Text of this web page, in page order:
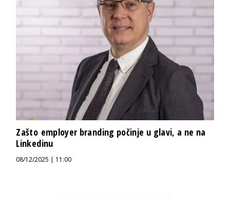
Zašto employer branding počinje u glavi, a ne na
Linkedinu
08/12/2025 | 11:00